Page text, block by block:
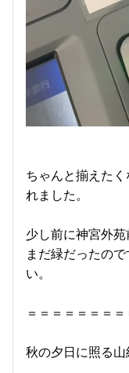
ちゃんと揃えた
れました。
少し前に神宮外苑
まだ緑だったの
い。
＝＝＝＝＝＝＝＝
秋の夕日に照る山